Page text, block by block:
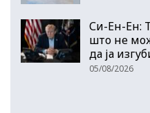
Си-Ен-Ен:
што не
да ја
05/08/2026